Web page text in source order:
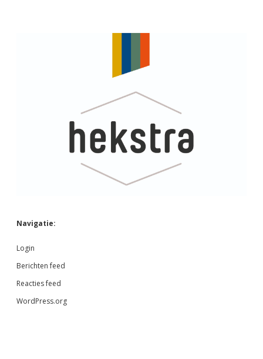
Navigatie:
Login
Berichten feed
Reacties feed
WordPress.org